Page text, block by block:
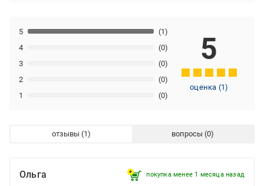
1 (0)
2 (0)
3 (0)
4 (0)
5 (1)
5
оценка (1)
отзывы вопросы
Ольга покупка менее 1 месяца назад